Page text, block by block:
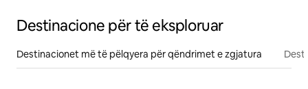
Destinacione për të eksploruar
Destinacionet më të pëlqyera për qëndrimet e zgjatura